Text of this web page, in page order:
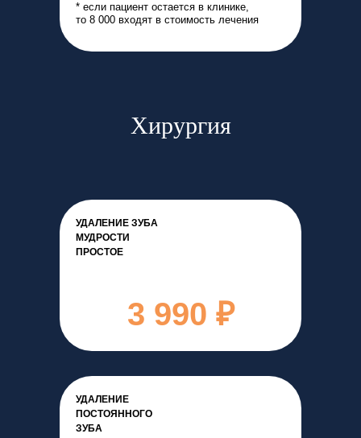
* если пациент остается в клинике,
то 8 000 входят в стоимость лечения
Хирургия
УДАЛЕНИЕ
ПОСТОЯННОГО
ЗУБА
УДАЛЕНИЕ ЗУБА
МУДРОСТИ
ПРОСТОЕ
3 990 ₽